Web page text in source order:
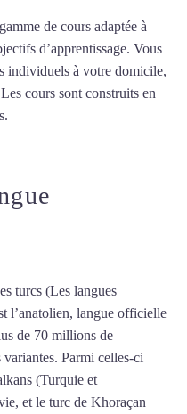
de cours adaptée à
d’apprentissage. Vous
individuels à votre domicile,
cours sont construits en
turcs (Les langues
l’anatolien, langue officielle
de 70 millions de
variantes. Parmi celles-ci
(Turquie et
et le turc de Khoraçan